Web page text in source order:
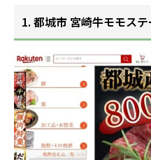
1. 都城市 宮崎牛モモス